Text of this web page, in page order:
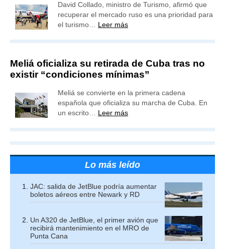
David Collado, ministro de Turismo, afirmó que
recuperar el mercado ruso es una prioridad para
el turismo… Leer más
Meliá oficializa su retirada de Cuba tras no
existir “condiciones mínimas”
Meliá se convierte en la primera cadena
española que oficializa su marcha de Cuba. En
un escrito… Leer más
Lo más leído
JAC: salida de JetBlue podría aumentar
boletos aéreos entre Newark y RD
Un A320 de JetBlue, el primer avión que
recibirá mantenimiento en el MRO de
Punta Cana